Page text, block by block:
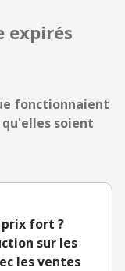
expirés
fonctionnaient
soient
prix fort ?
sur les
les ventes